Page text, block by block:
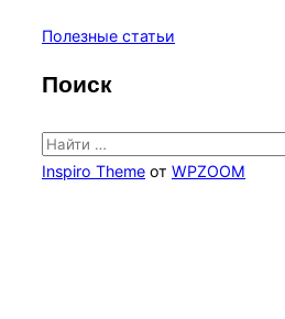
Полезные статьи
Поиск
Поиск
по:
Inspiro Theme от WPZOOM